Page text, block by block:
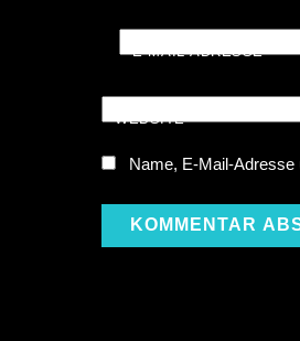
E-MAIL-ADRESSE*
WEBSITE
Name, E-Mail-